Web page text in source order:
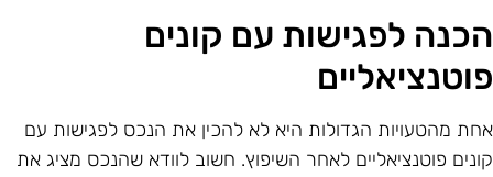
לפגישות עם קונים
מהטעויות הגדולות היא לא להכין את הנכס לפגישות עם
פוטנציאליים לאחר השיפוץ. חשוב לוודא שהנכס מציג את